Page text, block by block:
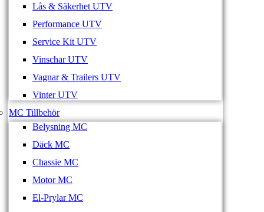
Lås & Säkerhet UTV
Performance UTV
Service Kit UTV
Vinschar UTV
Vagnar & Trailers UTV
Vinter UTV
MC Tillbehör
Belysning MC
Däck MC
Chassie MC
Motor MC
El-Prylar MC